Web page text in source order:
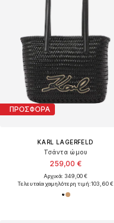
ΠΡΟΣΦΟΡΑ
KARL LAGERFELD
Τσάντα ώμου
259,00 €
Αρχικά: 349,00 €
Τελευταία χαμηλότερη τιμή:103,60 €